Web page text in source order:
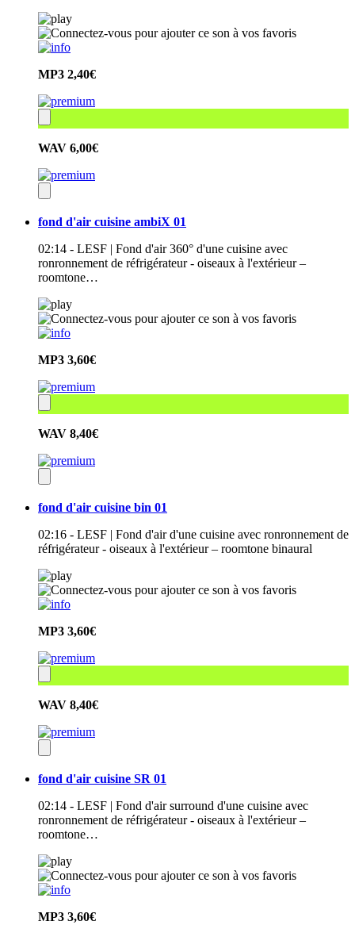
MP3 2,40€
WAV 6,00€
fond d'air cuisine ambiX 01
02:14 - LESF | Fond d'air 360° d'une cuisine avec
ronronnement de réfrigérateur - oiseaux à l'extérieur –
roomtone…
MP3 3,60€
WAV 8,40€
fond d'air cuisine bin 01
02:16 - LESF | Fond d'air d'une cuisine avec ronronnement de
réfrigérateur - oiseaux à l'extérieur – roomtone binaural
MP3 3,60€
WAV 8,40€
fond d'air cuisine SR 01
02:14 - LESF | Fond d'air surround d'une cuisine avec
ronronnement de réfrigérateur - oiseaux à l'extérieur –
roomtone…
MP3 3,60€